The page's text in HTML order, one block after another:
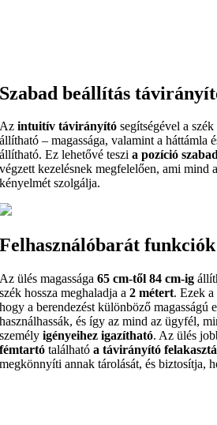
Szabad beállítás
Azintuitív távirányító segítségével a szék
állítható – magassága, valamint a háttámla
állítható. Ez lehetővé teszia pozíció
végzett kezelésnek megfelelően, ami mind
kényelmét szolgálja.
Felhasználóbarát funkciók
Az ülés magassága65 cm-től 84 cm-ig
szék hossza meghaladja a 2 métert. Ezek a
hogy a berendezést különböző magasságú
használhassák, és így az mind az ügyfél,
személyigényeihez igazítható. Az ülés
fémtartó találhatóa távirányító
megkönnyíti annak tárolását, és biztosítja,